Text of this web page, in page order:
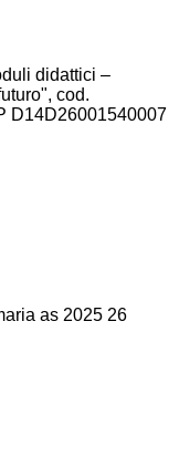
didattici –
cod.
D14D26001540007
as 2025 26